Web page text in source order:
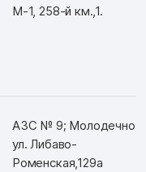
М-1, 258-й км.,1.
АЗС № 9; Молодечно,
ул. Либаво-
Роменская,129а